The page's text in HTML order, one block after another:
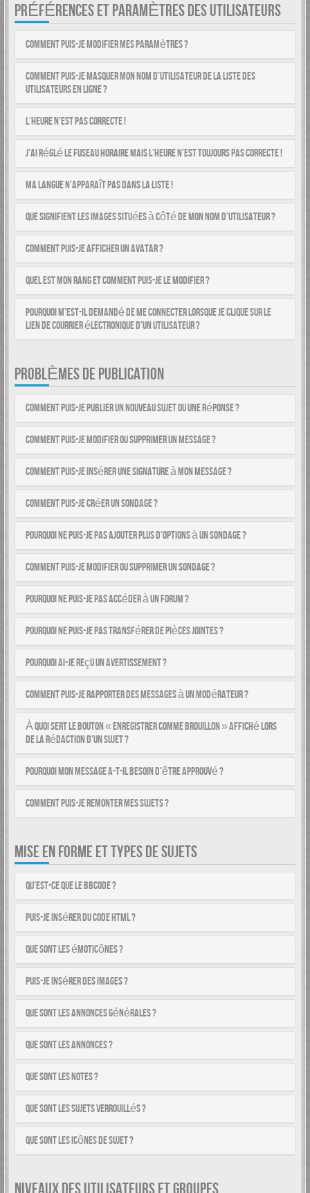
PRÉFÉRENCES ET PARAMÈTRES DES UTILISATEURS
Comment puis-je modifier mes paramètres ?
Comment puis-je masquer mon nom d’utilisateur de la liste des
utilisateurs en ligne ?
L’heure n’est pas correcte !
J’ai réglé le fuseau horaire mais l’heure n’est toujours pas correcte !
Ma langue n’apparaît pas dans la liste !
Que signifient les images situées à côté de mon nom d’utilisateur ?
Comment puis-je afficher un avatar ?
Quel est mon rang et comment puis-je le modifier ?
Pourquoi m’est-il demandé de me connecter lorsque je clique sur le
lien de courrier électronique d’un utilisateur ?
PROBLÈMES DE PUBLICATION
Comment puis-je publier un nouveau sujet ou une réponse ?
Comment puis-je modifier ou supprimer un message ?
Comment puis-je insérer une signature à mon message ?
Comment puis-je créer un sondage ?
Pourquoi ne puis-je pas ajouter plus d’options à un sondage ?
Comment puis-je modifier ou supprimer un sondage ?
Pourquoi ne puis-je pas accéder à un forum ?
Pourquoi ne puis-je pas transférer de pièces jointes ?
Pourquoi ai-je reçu un avertissement ?
Comment puis-je rapporter des messages à un modérateur ?
À quoi sert le bouton « Enregistrer comme brouillon » affiché lors
de la rédaction d’un sujet ?
Pourquoi mon message a-t-il besoin d’être approuvé ?
Comment puis-je remonter mes sujets ?
MISE EN FORME ET TYPES DE SUJETS
Qu’est-ce que le BBCode ?
Puis-je insérer du code HTML ?
Que sont les émoticônes ?
Puis-je insérer des images ?
Que sont les annonces générales ?
Que sont les annonces ?
Que sont les notes ?
Que sont les sujets verrouillés ?
Que sont les icônes de sujet ?